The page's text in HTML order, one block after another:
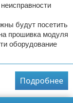
будут посетить
прошивка модуля
оборудование
Подробнее